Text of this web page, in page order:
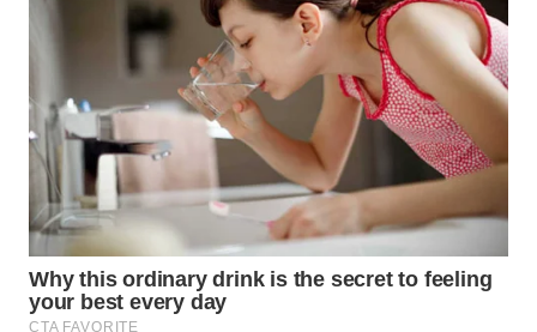
WN
LABUANBAJO
WN
BORNEO
Wahana
Media